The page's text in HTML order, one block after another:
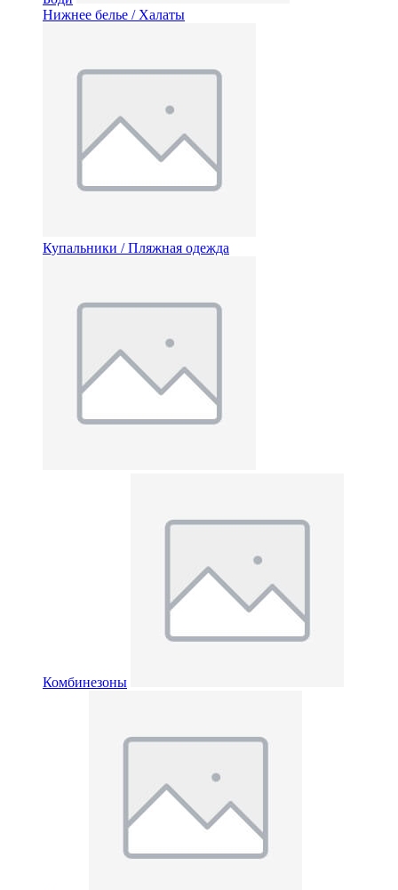
Нижнее белье / Халаты
Купальники / Пляжная одежда
Комбинезоны